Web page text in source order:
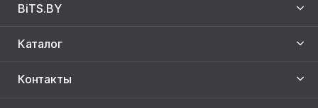
BiTS.BY
Каталог
Контакты